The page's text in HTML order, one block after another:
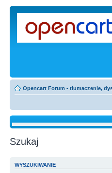
Opencart Forum - tłumaczenie,
Szukaj
WYSZUKIWANIE